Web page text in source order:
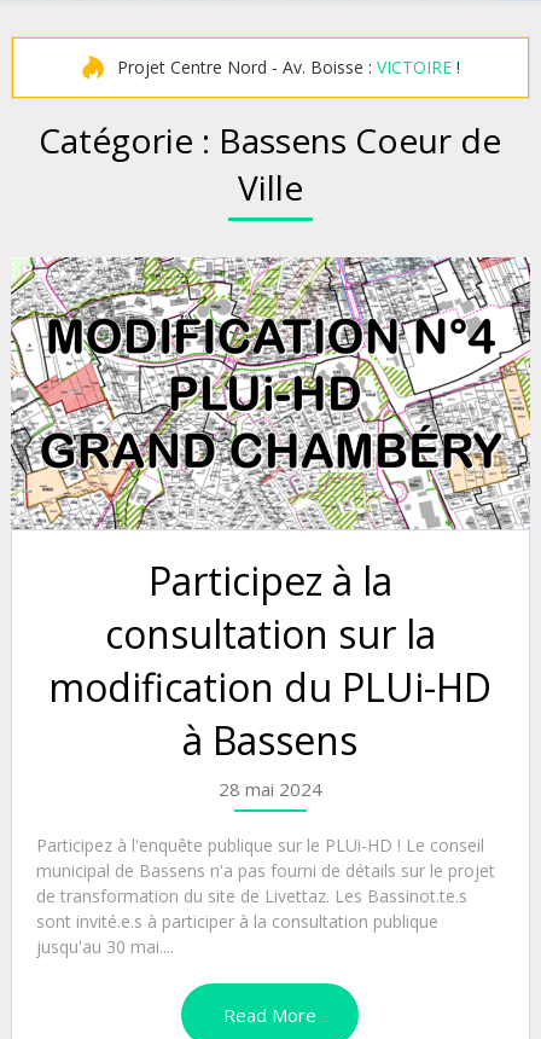
Projet Centre Nord - Av. Boisse : VICTOIRE!
Catégorie : Bassens Coeur de
Ville
Participez à la
consultation sur la
modification du PLUi-HD
à Bassens
28 mai 2024
Participez à l'enquête publique sur le PLUi-HD ! Le conseil
municipal de Bassens n'a pas fourni de détails sur le projet
de transformation du site de Livettaz. Les Bassinot.te.s
sont invité.e.s à participer à la consultation publique
jusqu'au 30 mai....
Read More